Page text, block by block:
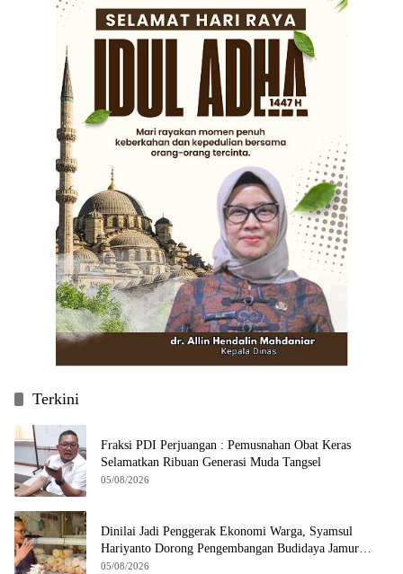
Terkini
Fraksi PDI Perjuangan : Pemusnahan Obat Keras
Selamatkan Ribuan Generasi Muda Tangsel
05/08/2026
Dinilai Jadi Penggerak Ekonomi Warga, Syamsul
Hariyanto Dorong Pengembangan Budidaya Jamur
Crispy di Serpong
05/08/2026